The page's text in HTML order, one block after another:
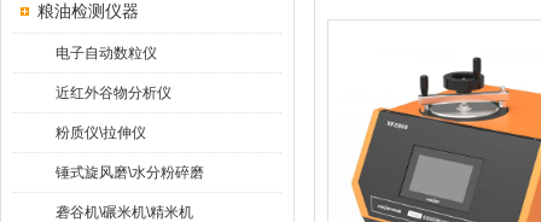
粮油检测仪器
电子自动数粒仪
近红外谷物分析仪
粉质仪\拉伸仪
锤式旋风磨\水分粉碎磨
砻谷机\碾米机\精米机